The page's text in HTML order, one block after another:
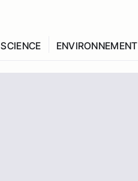
SCIENCE ENVIRONNEMENT